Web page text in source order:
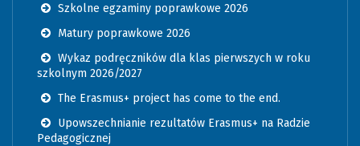
Szkolne egzaminy poprawkowe 2026
Matury poprawkowe 2026
Wykaz podręczników dla klas pierwszych w roku
szkolnym 2026/2027
The Erasmus+ project has come to the end.
Upowszechnianie rezultatów Erasmus+ na Radzie
Pedagogicznej